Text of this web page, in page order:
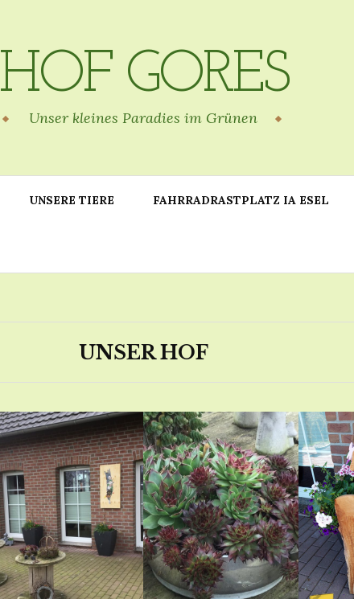
HOF GORES
Unser kleines Paradies im Grünen
UNSERE TIERE FAHRRADRASTPLATZ IA ESEL
UNSER HOF